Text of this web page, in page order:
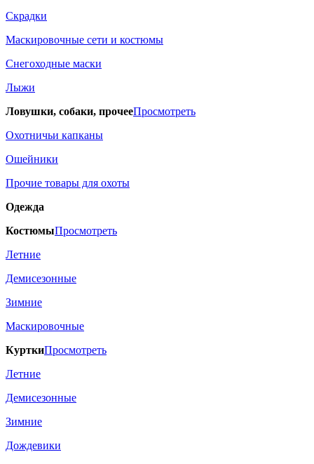
Скрадки
Маскировочные сети и костюмы
Снегоходные маски
Лыжи
Ловушки, собаки, прочееПросмотреть
Охотничьи капканы
Ошейники
Прочие товары для охоты
Одежда
КостюмыПросмотреть
Летние
Демисезонные
Зимние
Маскировочные
КурткиПросмотреть
Летние
Демисезонные
Зимние
Дождевики